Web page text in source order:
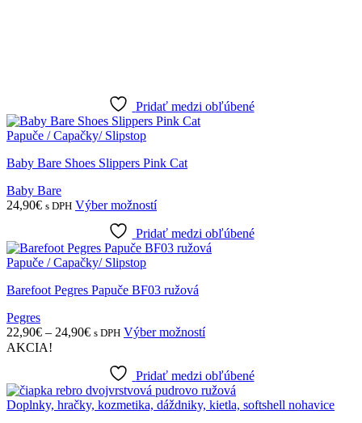
Pridať medzi obľúbené
Papuče / Capačky/ Slipstop
Baby Bare Shoes Slippers Pink Cat
Baby Bare
24,90€ s DPH Výber možnostíTento
má
viacero
si
na
Pridať medzi obľúbené
Papuče / Capačky/ Slipstop
Barefoot Pegres Papuče BF03 ružová
Pegres
22,90€ – 24,90€Price
through
24,90€
s DPH Výber možnostíTento
viacero
variantov.
Možnosti
AKCIA!
Pridať medzi obľúbené
Doplnky, hračky, kozmetika, dáždniky, kietla, softshell nohavice